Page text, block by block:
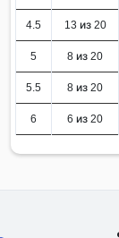
4.5 13 из 20
5 8 из 20
5.5 8 из 20
6 6 из 20